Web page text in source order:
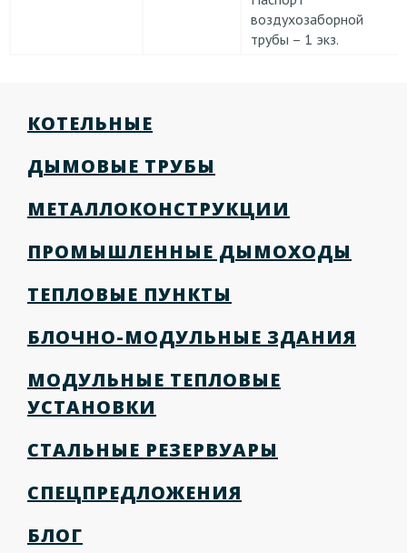
воздухозаборной
трубы – 1 экз.
КОТЕЛЬНЫЕ
ДЫМОВЫЕ ТРУБЫ
МЕТАЛЛОКОНСТРУКЦИИ
ПРОМЫШЛЕННЫЕ ДЫМОХОДЫ
ТЕПЛОВЫЕ ПУНКТЫ
БЛОЧНО-МОДУЛЬНЫЕ ЗДАНИЯ
МОДУЛЬНЫЕ ТЕПЛОВЫЕ
УСТАНОВКИ
СТАЛЬНЫЕ РЕЗЕРВУАРЫ
СПЕЦПРЕДЛОЖЕНИЯ
БЛОГ